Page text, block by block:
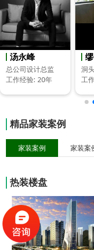
汤永峰
总公司设计总监
工作经验: 20年
工
精品家装案例
家装案例 家装案
热装楼盘